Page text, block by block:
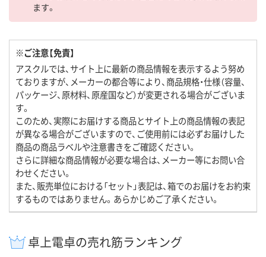
ます。
※ご注意【免責】
アスクルでは、サイト上に最新の商品情報を表示するよう努め
ておりますが、メーカーの都合等により、商品規格・仕様（容量、
パッケージ、原材料、原産国など）が変更される場合がございま
す。
このため、実際にお届けする商品とサイト上の商品情報の表記
が異なる場合がございますので、ご使用前には必ずお届けした
商品の商品ラベルや注意書きをご確認ください。
さらに詳細な商品情報が必要な場合は、メーカー等にお問い合
わせください。
また、販売単位における「セット」表記は、箱でのお届けをお約束
するものではありません。あらかじめご了承ください。
卓上電卓の売れ筋ランキング